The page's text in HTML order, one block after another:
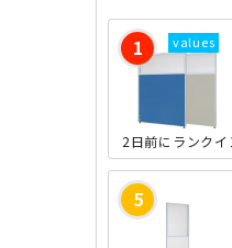
2日前にランクイ